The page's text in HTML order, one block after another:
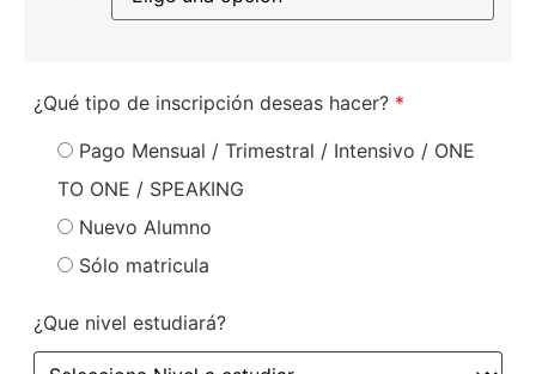
¿Qué tipo de inscripción deseas hacer? *
Pago Mensual / Trimestral / Intensivo / ONE
TO ONE / SPEAKING
Nuevo Alumno
Sólo matricula
¿Que nivel estudiará?